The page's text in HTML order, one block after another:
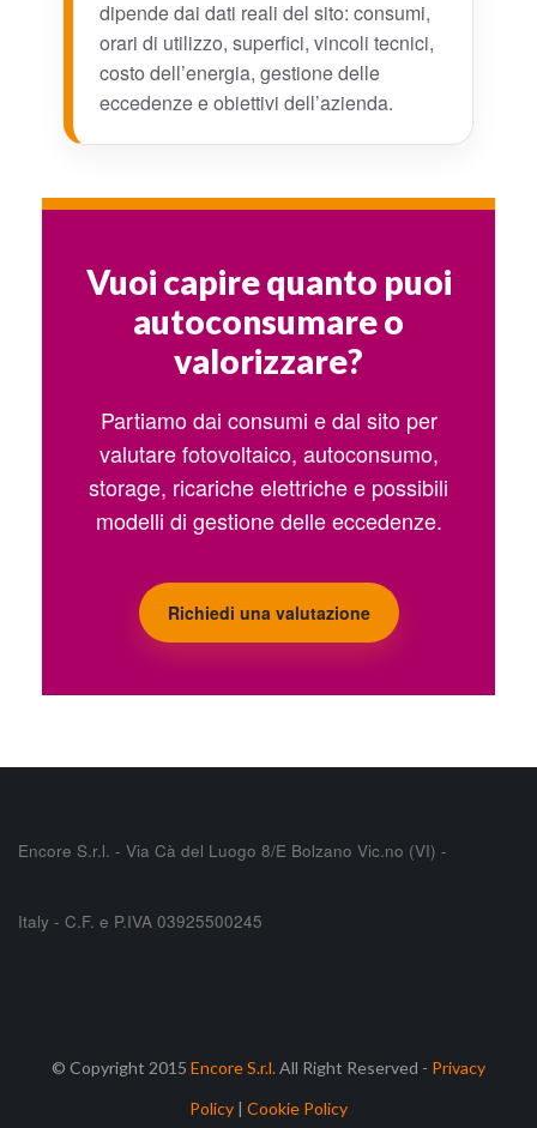
dipende dai dati reali del sito: consumi,
orari di utilizzo, superfici, vincoli tecnici,
costo dell’energia, gestione delle
eccedenze e obiettivi dell’azienda.
Vuoi capire quanto puoi
autoconsumare o
valorizzare?
Partiamo dai consumi e dal sito per
valutare fotovoltaico, autoconsumo,
storage, ricariche elettriche e possibili
modelli di gestione delle eccedenze.
Richiedi una valutazione
Encore S.r.l. - Via Cà del Luogo 8/E Bolzano Vic.no (VI) -
Italy - C.F. e P.IVA 03925500245
© Copyright 2015 Encore S.r.l.All Right Reserved - Privacy
Policy | Cookie Policy